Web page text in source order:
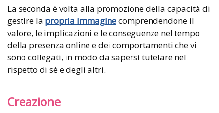
La seconda è volta alla promozione della capacità di
gestire la propria immaginecomprendendone il
valore, le implicazioni e le conseguenze nel tempo
della presenza online e dei comportamenti che vi
sono collegati, in modo da sapersi tutelare nel
rispetto di sé e degli altri.
Creazione